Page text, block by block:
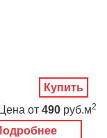
Цена от 490 руб.м2
Купить